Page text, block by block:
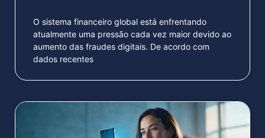
O sistema financeiro global está enfrentando
atualmente uma pressão cada vez maior devido ao
aumento das fraudes digitais. De acordo com
dados recentes